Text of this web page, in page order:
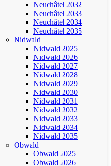
Neuchâtel 2032
Neuchâtel 2033
Neuchâtel 2034
Neuchâtel 2035
Nidwald
Nidwald 2025
Nidwald 2026
Nidwald 2027
Nidwald 2028
Nidwald 2029
Nidwald 2030
Nidwald 2031
Nidwald 2032
Nidwald 2033
Nidwald 2034
Nidwald 2035
Obwald
Obwald 2025
Obwald 2026